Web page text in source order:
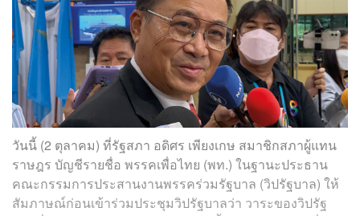
วันนี้ (2 ตุลาคม) ที่รัฐสภา อดิศร เพียงเกษ สมาชิกสภาผู้แทน
ราษฎร บัญชีรายชื่อ พรรคเพื่อไทย (พท.) ในฐานะประธาน
คณะกรรมการประสานงานพรรคร่วมรัฐบาล (วิปรัฐบาล) ให้
สัมภาษณ์ก่อนเข้าร่วมประชุมวิปรัฐบาลว่า วาระของวิปรัฐ